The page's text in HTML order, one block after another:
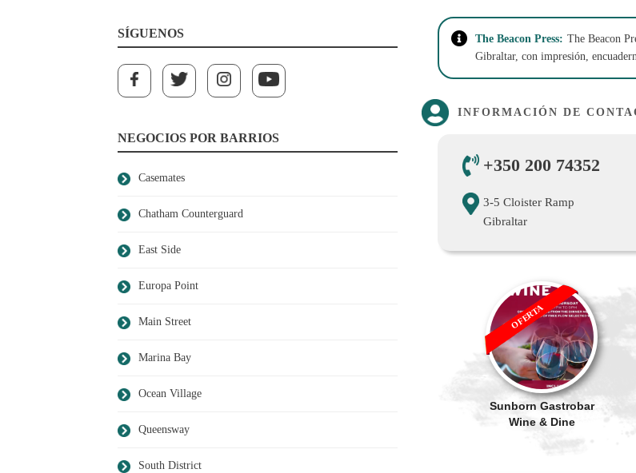
SÍGUENOS
NEGOCIOS POR BARRIOS
Casemates
Chatham Counterguard
East Side
Europa Point
Main Street
Marina Bay
Ocean Village
Queensway
South District
The Beacon Press: The Beacon
Gibraltar, con impresión,
INFORMACIÓN DE
+350 200 74352
3-5 Cloister Ramp
Gibraltar
Sunborn Gastrobar
Wine & Dine
OFERTA